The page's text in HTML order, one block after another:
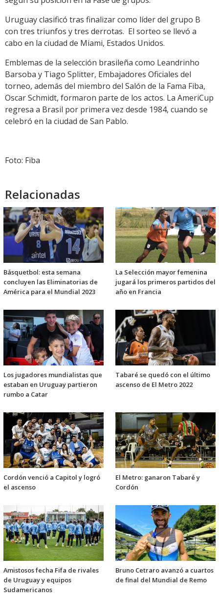
Uruguay clasificó tras finalizar como líder del grupo B
con tres triunfos y tres derrotas. El sorteo se llevó a
cabo en la ciudad de Miami, Estados Unidos.
Emblemas de la selección brasileña como Leandrinho
Barsoba y Tiago Splitter, Embajadores Oficiales del
torneo, además del miembro del Salón de la Fama Fiba,
Oscar Schmidt, formaron parte de los actos. La AmeriCup
regresa a Brasil por primera vez desde 1984, cuando se
celebró en la ciudad de San Pablo.
Foto: Fiba
Relacionadas
Básquetbol: esta semana
concluyen las Eliminatorias de
América para el Mundial 2023
La Selección mayor femenina
jugará los primeros partidos del
año en Francia
Los jugadores mundialistas que
estaban en Uruguay partieron
rumbo a Catar
Tabaré se quedó con el último
ascenso de El Metro 2022
Cordón venció a Capitol y logró
el ascenso
El Metro: ganaron Tabaré y
Cordón
Amistosos fecha Fifa de rivales
de Uruguay y equipos
Sudamericanos
Bruno Cetraro avanzó a cuartos
de final del Mundial de Remo